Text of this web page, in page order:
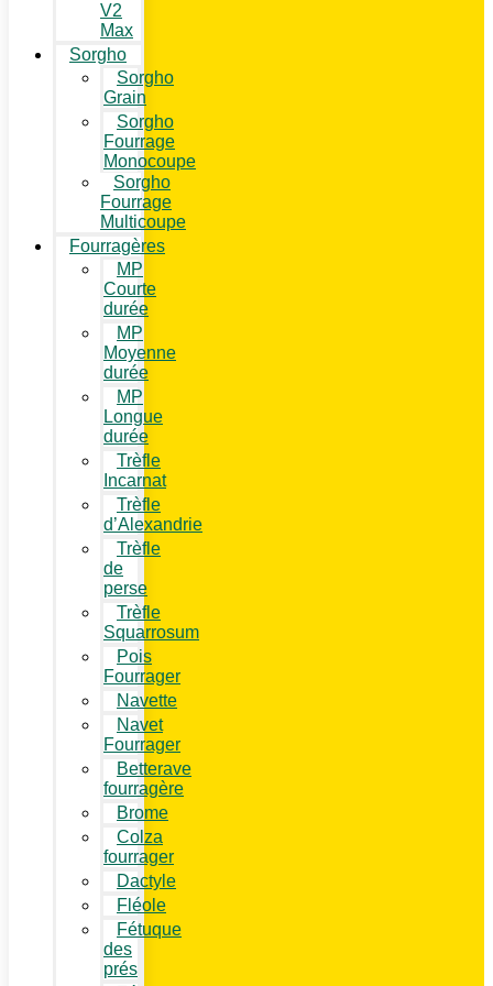
V2
Max
Sorgho
Sorgho
Grain
Sorgho
Fourrage
Monocoupe
Sorgho
Fourrage
Multicoupe
Fourragères
MP
Courte
durée
MP
Moyenne
durée
MP
Longue
durée
Trèfle
Incarnat
Trèfle
d’Alexandrie
Trèfle
de
perse
Trèfle
Squarrosum
Pois
Fourrager
Navette
Navet
Fourrager
Betterave
fourragère
Brome
Colza
fourrager
Dactyle
Fléole
Fétuque
des
prés